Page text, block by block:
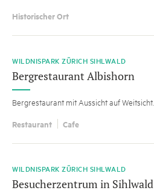
Historischer Ort
WILDNISPARK ZÜRICH SIHLWALD
Bergrestaurant Albishorn
Bergrestaurant mit Aussicht auf Weitsicht.
Restaurant Cafe
WILDNISPARK ZÜRICH SIHLWALD
Besucherzentrum in Sihlwald